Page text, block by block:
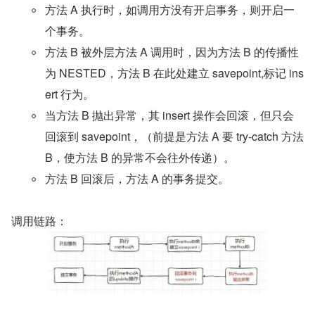
方法 A 执行时，如调用方没有开启事务，则开启一
个事务。
方法 B 被外层方法 A 调用时，因为方法 B 的传播性
为 NESTED，方法 B 在此处建立 savepoint,标记 ins
ert 行为。
当方法 B 抛出异常，其 insert 操作会回滚，但只会
回滚到 savepoint，（前提是方法 A 要 try-catch 方法
B，使方法 B 的异常不会往外传递）。
方法 B 回滚后，方法 A 的事务提交。
调用链路：